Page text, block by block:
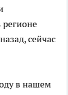
сейчас
в нашем